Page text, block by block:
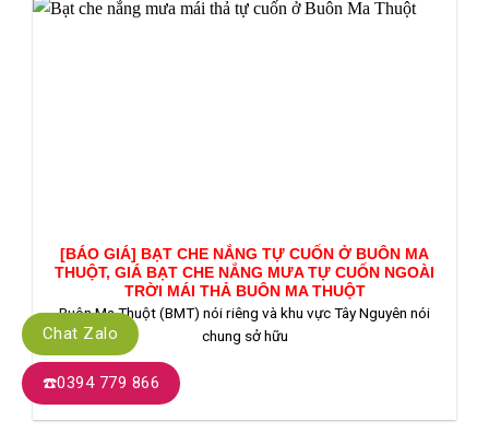
[BÁO GIÁ] BẠT CHE NẮNG TỰ CUỐN Ở BUÔN MA
THUỘT, GIÁ BẠT CHE NẮNG MƯA TỰ CUỐN NGOÀI
TRỜI MÁI THẢ BUÔN MA THUỘT
Buôn Ma Thuột (BMT) nói riêng và khu vực Tây Nguyên nói
chung sở hữu
Chat Zalo
☎️0394 779 866